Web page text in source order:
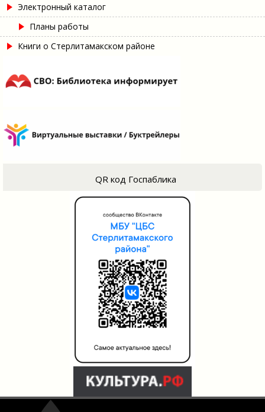
Электронный каталог
Планы работы
Книги о Стерлитамакском районе
QR код Госпаблика